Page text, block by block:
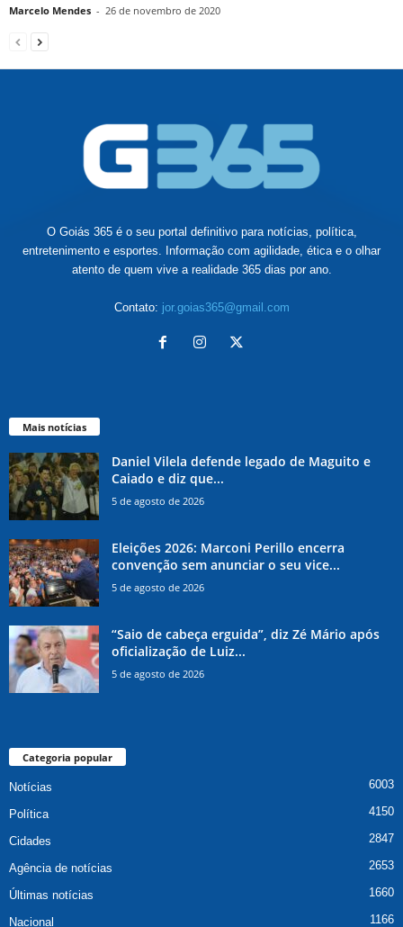
Marcelo Mendes - 26 de novembro de 2020
O Goiás 365 é o seu portal definitivo para notícias, política,
entretenimento e esportes. Informação com agilidade, ética e o olhar
atento de quem vive a realidade 365 dias por ano.
Contato: jor.goias365@gmail.com
Mais notícias
Daniel Vilela defende legado de Maguito e
Caiado e diz que...
5 de agosto de 2026
Eleições 2026: Marconi Perillo encerra
convenção sem anunciar o seu vice...
5 de agosto de 2026
“Saio de cabeça erguida”, diz Zé Mário após
oficialização de Luiz...
5 de agosto de 2026
Categoria popular
Notícias 6003
Política 4150
Cidades 2847
Agência de notícias 2653
Últimas notícias 1660
Nacional 1166